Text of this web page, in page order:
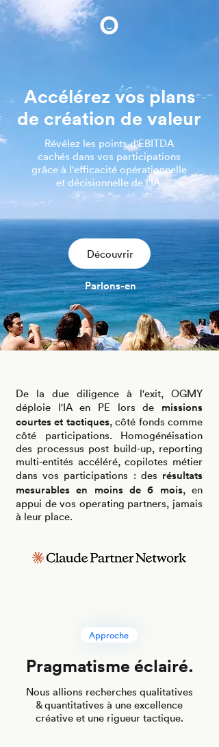
Accélérez vos plans
de création de valeur
Révélez les points d'EBITDA
cachés dans vos participations
grâce à l'efficacité opérationnelle
et décisionnelle de l'IA.
Découvrir
Parlons-en
De la due diligence à l'exit, OGMY
déploie l'IA en PE lors de missions
courtes et tactiques, côté fonds comme
côté participations. Homogénéisation
des processus post build-up, reporting
multi-entités accéléré, copilotes métier
dans vos participations : des résultats
mesurables en moins de 6 mois, en
appui de vos operating partners, jamais
à leur place.
Approche
Pragmatisme éclairé.
Nous allions recherches qualitatives
& quantitatives à une excellence
créative et une rigueur tactique.